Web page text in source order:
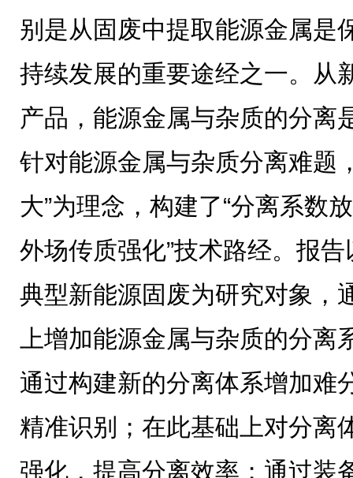
别是从固废中提取能源金属是
持续发展的重要途经之一。从
产品，能源金属与杂质的分离
针对能源金属与杂质分离难题
大”为理念，构建了“分离系数
外场传质强化”技术路经。报
典型新能源固废为研究对象，
上增加能源金属与杂质的分
通过构建新的分离体系增加难
精准识别；在此基础上对分离
强化，提高分离效率；通过装